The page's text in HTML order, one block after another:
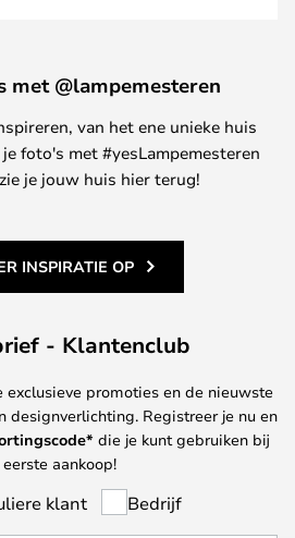
met @lampemesteren
van het ene unieke huis
foto's met #yesLampemesteren
je jouw huis hier terug!
INSPIRATIE OP
- Klantenclub
exclusieve promoties en de nieuwste
designverlichting. Registreer je nu en
die je kunt gebruiken bij
eerste aankoop!
klant Bedrijf